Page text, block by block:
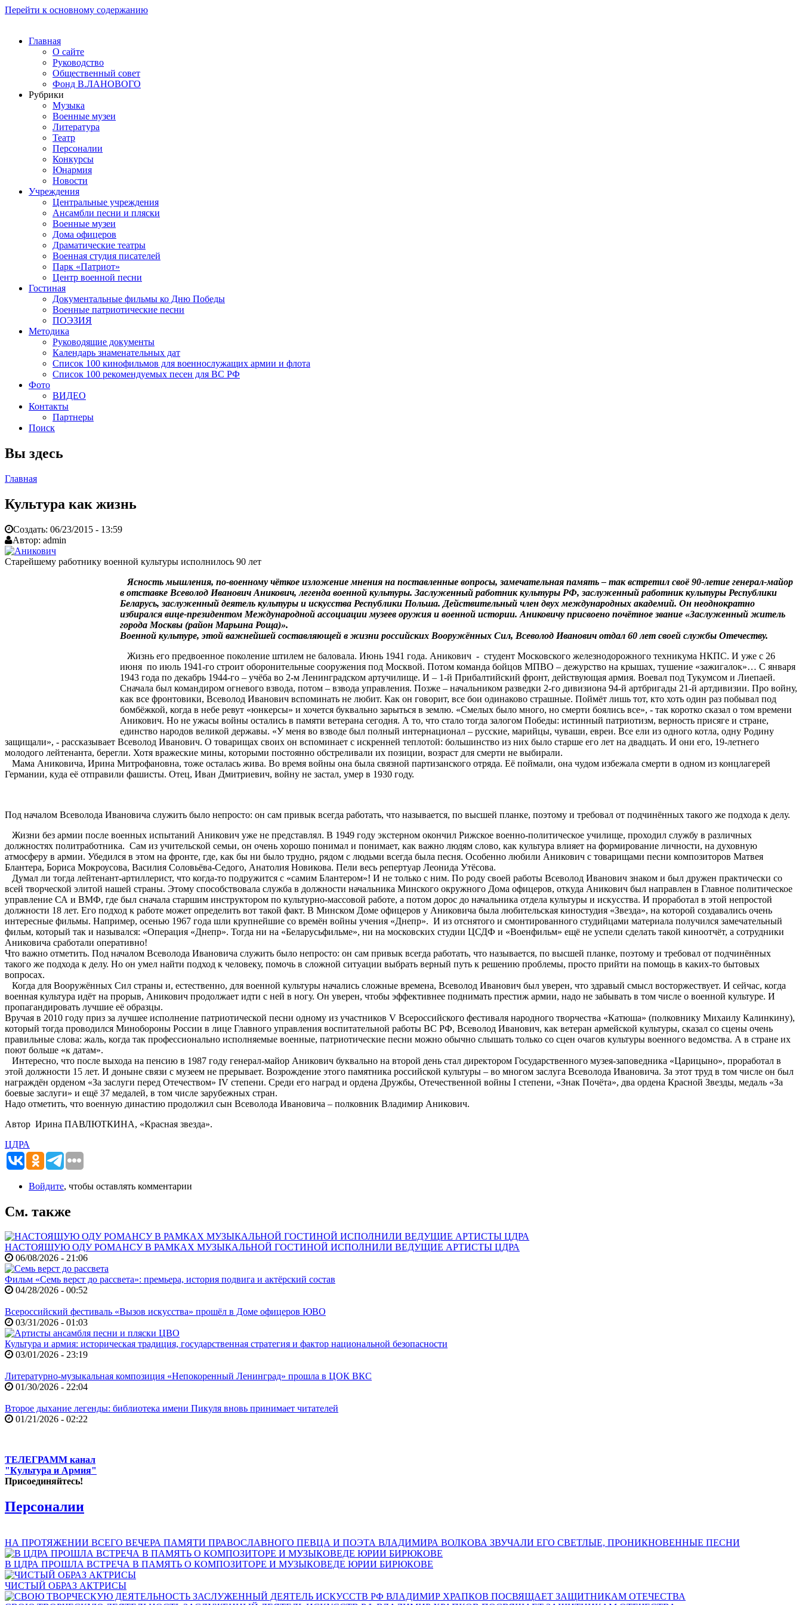
Перейти к основному содержанию
Главная
О сайте
Руководство
Общественный совет
Фонд В.ЛАНОВОГО
Рубрики
Музыка
Военные музеи
Литература
Театр
Персоналии
Конкурсы
Юнармия
Новости
Учреждения
Центральные учреждения
Ансамбли песни и пляски
Военные музеи
Дома офицеров
Драматические театры
Военная студия писателей
Парк «Патриот»
Центр военной песни
Гостиная
Документальные фильмы ко Дню Победы
Военные патриотические песни
ПОЭЗИЯ
Методика
Руководящие документы
Календарь знаменательных дат
Список 100 кинофильмов для военнослужащих армии и флота
Список 100 рекомендуемых песен для ВС РФ
Фото
ВИДЕО
Контакты
Партнеры
Поиск
Вы здесь
Главная
Культура как жизнь
Создать: 06/23/2015 - 13:59
Автор: admin
Старейшему работнику военной культуры исполнилось 90 лет
Ясность мышления, по-военному чёткое изложение мнения на поставленные вопросы, замечательная память – так встретил своё 90-летие генерал-майор
в отставке Всеволод Иванович Аникович, легенда военной культуры. Заслуженный работник культуры РФ, заслуженный работник культуры Республики
Беларусь, заслуженный деятель культуры и искусства Республики Польша. Действительный член двух международных академий. Он неоднократно
избирался вице-президентом Международной ассоциации музеев оружия и военной истории. Аниковичу присвоено почётное звание «Заслуженный житель
города Москвы (район Марьина Роща)».
Военной культуре, этой важнейшей составляющей в жизни российских Вооружённых Сил, Всеволод Иванович отдал 60 лет своей службы Отечеству.
Жизнь его предвоенное поколение штилем не баловала. Июнь 1941 года. Аникович - студент Московского железнодорожного техникума НКПС. И уже с 26
июня по июль 1941-го строит оборонительные сооружения под Москвой. Потом команда бойцов МПВО – дежурство на крышах, тушение «зажигалок»… С января
1943 года по декабрь 1944-го – учёба во 2-м Ленинградском артучилище. И – 1-й Прибалтийский фронт, действующая армия. Воевал под Тукумсом и Лиепаей.
Сначала был командиром огневого взвода, потом – взвода управления. Позже – начальником разведки 2-го дивизиона 94-й артбригады 21-й артдивизии. Про войну,
как все фронтовики, Всеволод Иванович вспоминать не любит. Как он говорит, все бои одинаково страшные. Поймёт лишь тот, кто хоть один раз побывал под
бомбёжкой, когда в небе ревут «юнкерсы» и хочется буквально зарыться в землю. «Смелых было много, но смерти боялись все», - так коротко сказал о том времени
Аникович. Но не ужасы войны остались в памяти ветерана сегодня. А то, что стало тогда залогом Победы: истинный патриотизм, верность присяге и стране,
единство народов великой державы. «У меня во взводе был полный интернационал – русские, марийцы, чуваши, евреи. Все ели из одного котла, одну Родину
защищали», - рассказывает Всеволод Иванович. О товарищах своих он вспоминает с искренней теплотой: большинство из них было старше его лет на двадцать. И они его, 19-летнего
молодого лейтенанта, берегли. Хотя вражеские мины, которыми постоянно обстреливали их позиции, возраст для смерти не выбирали.
Мама Аниковича, Ирина Митрофановна, тоже осталась жива. Во время войны она была связной партизанского отряда. Её поймали, она чудом избежала смерти в одном из концлагерей
Германии, куда её отправили фашисты. Отец, Иван Дмитриевич, войну не застал, умер в 1930 году.
Под началом Всеволода Ивановича служить было непросто: он сам привык всегда работать, что называется, по высшей планке, поэтому и требовал от подчинённых такого же подхода к делу.
Жизни без армии после военных испытаний Аникович уже не представлял. В 1949 году экстерном окончил Рижское военно-политическое училище, проходил службу в различных
должностях политработника. Сам из учительской семьи, он очень хорошо понимал и понимает, как важно людям слово, как культура влияет на формирование личности, на духовную
атмосферу в армии. Убедился в этом на фронте, где, как бы ни было трудно, рядом с людьми всегда была песня. Особенно любили Аникович с товарищами песни композиторов Матвея
Блантера, Бориса Мокроусова, Василия Соловьёва-Седого, Анатолия Новикова. Пели весь репертуар Леонида Утёсова.
Думал ли тогда лейтенант-артиллерист, что когда-то подружится с «самим Блантером»! И не только с ним. По роду своей работы Всеволод Иванович знаком и был дружен практически со
всей творческой элитой нашей страны. Этому способствовала служба в должности начальника Минского окружного Дома офицеров, откуда Аникович был направлен в Главное политическое
управление СА и ВМФ, где был сначала старшим инструктором по культурно-массовой работе, а потом дорос до начальника отдела культуры и искусства. И проработал в этой непростой
должности 18 лет. Его подход к работе может определить вот такой факт. В Минском Доме офицеров у Аниковича была любительская киностудия «Звезда», на которой создавались очень
интересные фильмы. Например, осенью 1967 года шли крупнейшие со времён войны учения «Днепр». И из отснятого и смонтированного студийцами материала получился замечательный
фильм, который так и назывался: «Операция «Днепр». Тогда ни на «Беларусьфильме», ни на московских студии ЦСДФ и «Военфильм» ещё не успели сделать такой киноотчёт, а сотрудники
Аниковича сработали оперативно!
Что важно отметить. Под началом Всеволода Ивановича служить было непросто: он сам привык всегда работать, что называется, по высшей планке, поэтому и требовал от подчинённых
такого же подхода к делу. Но он умел найти подход к человеку, помочь в сложной ситуации выбрать верный путь к решению проблемы, просто прийти на помощь в каких-то бытовых
вопросах.
Когда для Вооружённых Сил страны и, естественно, для военной культуры начались сложные времена, Всеволод Иванович был уверен, что здравый смысл восторжествует. И сейчас, когда
военная культура идёт на прорыв, Аникович продолжает идти с ней в ногу. Он уверен, чтобы эффективнее поднимать престиж армии, надо не забывать в том числе о военной культуре. И
пропагандировать лучшие её образцы.
Вручая в 2010 году приз за лучшее исполнение патриотической песни одному из участников V Всероссийского фестиваля народного творчества «Катюша» (полковнику Михаилу Калинкину),
который тогда проводился Минобороны России в лице Главного управления воспитательной работы ВС РФ, Всеволод Иванович, как ветеран армейской культуры, сказал со сцены очень
правильные слова: жаль, когда так профессионально исполняемые военные, патриотические песни можно обычно слышать только со сцен очагов культуры военного ведомства. А в стране их
поют больше «к датам».
Интересно, что после выхода на пенсию в 1987 году генерал-майор Аникович буквально на второй день стал директором Государственного музея-заповедника «Царицыно», проработал в
этой должности 15 лет. И доныне связи с музеем не прерывает. Возрождение этого памятника российской культуры – во многом заслуга Всеволода Ивановича. За этот труд в том числе он был
награждён орденом «За заслуги перед Отечеством» IV степени. Среди его наград и ордена Дружбы, Отечественной войны I степени, «Знак Почёта», два ордена Красной Звезды, медаль «За
боевые заслуги» и ещё 37 медалей, в том числе зарубежных стран.
Надо отметить, что военную династию продолжил сын Всеволода Ивановича – полковник Владимир Аникович.
Автор Ирина ПАВЛЮТКИНА, «Красная звезда».
ЦДРА
Войдите, чтобы оставлять комментарии
См. также
НАСТОЯЩУЮ ОДУ РОМАНСУ В РАМКАХ МУЗЫКАЛЬНОЙ ГОСТИНОЙ ИСПОЛНИЛИ ВЕДУЩИЕ АРТИСТЫ ЦДРА
06/08/2026 - 21:06
Фильм «Семь верст до рассвета»: премьера, история подвига и актёрский состав
04/28/2026 - 00:52
Всероссийский фестиваль «Вызов искусства» прошёл в Доме офицеров ЮВО
03/31/2026 - 01:03
Культура и армия: историческая традиция, государственная стратегия и фактор национальной безопасности
03/01/2026 - 23:19
Литературно-музыкальная композиция «Непокоренный Ленинград» прошла в ЦОК ВКС
01/30/2026 - 22:04
Второе дыхание легенды: библиотека имени Пикуля вновь принимает читателей
01/21/2026 - 02:22
ТЕЛЕГРАММ канал
"Культура и Армия"
Присоединяйтесь!
Персоналии
НА ПРОТЯЖЕНИИ ВСЕГО ВЕЧЕРА ПАМЯТИ ПРАВОСЛАВНОГО ПЕВЦА И ПОЭТА ВЛАДИМИРА ВОЛКОВА ЗВУЧАЛИ ЕГО СВЕТЛЫЕ, ПРОНИКНОВЕННЫЕ ПЕСНИ
В ЦДРА ПРОШЛА ВСТРЕЧА В ПАМЯТЬ О КОМПОЗИТОРЕ И МУЗЫКОВЕДЕ ЮРИИ БИРЮКОВЕ
ЧИСТЫЙ ОБРАЗ АКТРИСЫ